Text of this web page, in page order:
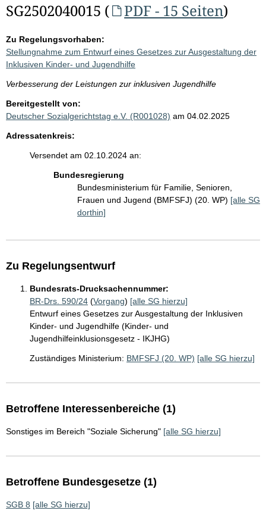
SG2502040015 (
PDF - 15 Seiten)
Zu Regelungsvorhaben:
Stellungnahme zum Entwurf eines Gesetzes zur Ausgestaltung der
Inklusiven Kinder- und Jugendhilfe
Verbesserung der Leistungen zur inklusiven Jugendhilfe
Bereitgestellt von:
Deutscher Sozialgerichtstag e.V. (R001028) am 04.02.2025
Adressatenkreis:
Versendet am 02.10.2024 an:
Bundesregierung
Bundesministerium für Familie, Senioren,
Frauen und Jugend (BMFSFJ) (20. WP) [alle SG
dorthin]
Zu Regelungsentwurf
Bundesrats-Drucksachennummer:
BR-Drs. 590/24 (Vorgang) [alle SG hierzu]
Entwurf eines Gesetzes zur Ausgestaltung der Inklusiven
Kinder- und Jugendhilfe (Kinder- und
Jugendhilfeinklusionsgesetz - IKJHG)
Zuständiges Ministerium: BMFSFJ (20. WP) [alle SG hierzu]
Betroffene Interessenbereiche (1)
Sonstiges im Bereich "Soziale Sicherung" [alle SG hierzu]
Betroffene Bundesgesetze (1)
SGB 8 [alle SG hierzu]